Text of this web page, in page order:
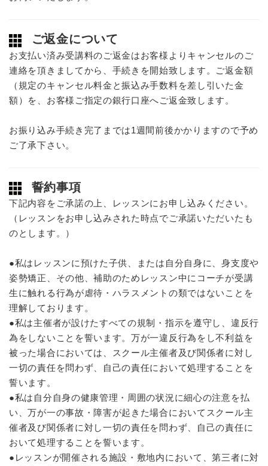
ご返金について
お支払い済み受講料のご返金はお客様よりキャンセルのご
連絡を頂きましてから、手続きを開始致します。ご返金額
（規定のキャンセル料金と振込み手数料を差し引いた金
額）を、お客様ご指定の銀行口座へご返金致します。
お振り込み手続き完了までは1週間前後かかりますので予め
ご了承下さい。
誓約事項
下記内容をご承諾の上、レッスンにお申し込みください。
（レッスンをお申し込みされた時点でご承諾いただいたも
のとします。）
●私はレッスンに預けた子供、または自分自身に、身支度や
姿勢矯正、その他、補助のためレッスン中にコーチが受講
生に触れる行為が虐待・ハラスメントの類ではないことを
理解しております。
●私は主催者が設けたすべての規制・指示を遵守し、違反行
為をしないことを誓います。万が一違反行為をし不利益を
被った場合においては、スクール主催者及び関係者に対し
一切の責任を問わず、自己の責任において処理することを
誓います。
●私は自分自身の健康管理・周囲の状況に細心の注意を払
い、万が一の事故・障害が起きた場合においてスクール主
催者及び関係者に対し一切の責任を問わず、自己の責任に
おいて処理することを誓います。
●レッスンが開催される施設・敷地内において、第三者に対